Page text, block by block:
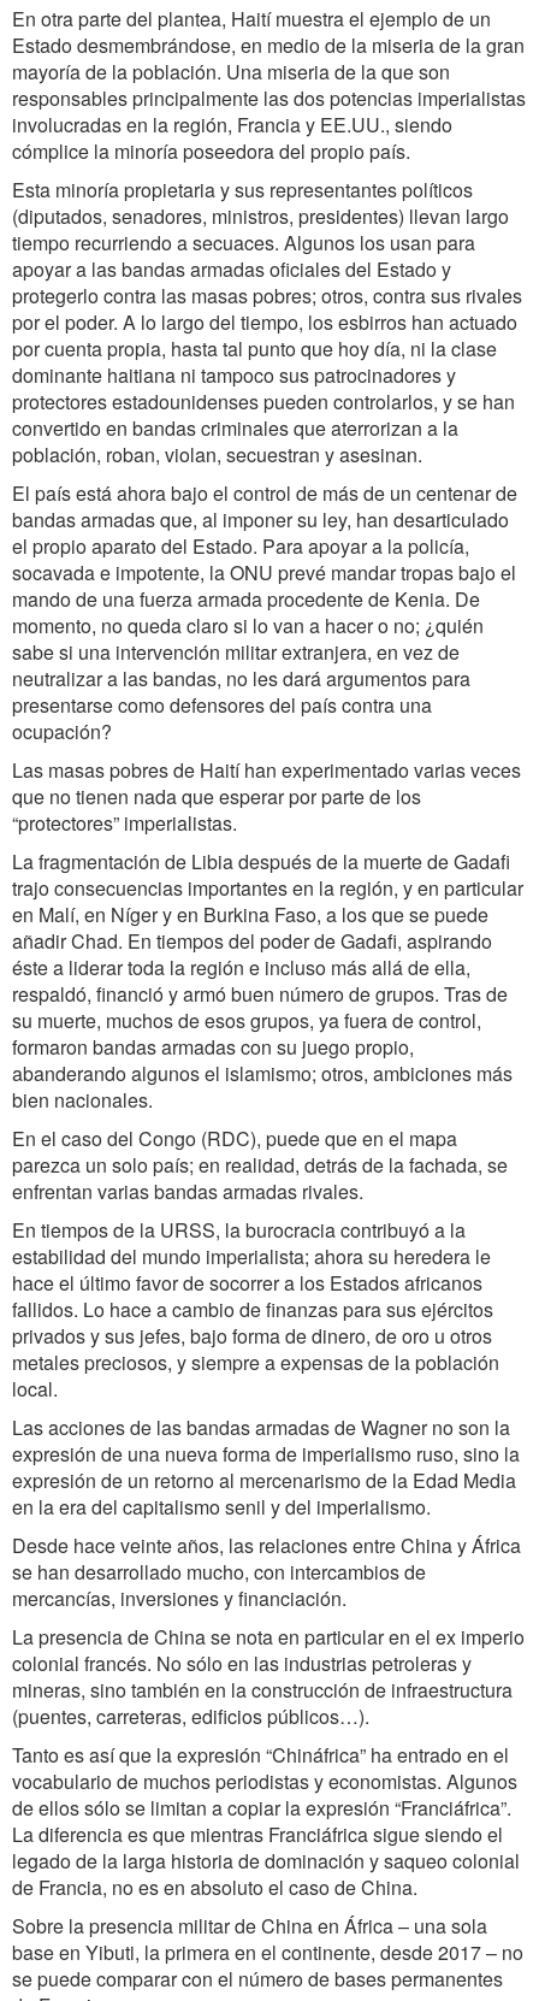
En otra parte del plantea, Haití muestra el ejemplo de un
Estado desmembrándose, en medio de la miseria de la gran
mayoría de la población. Una miseria de la que son
responsables principalmente las dos potencias imperialistas
involucradas en la región, Francia y EE.UU., siendo
cómplice la minoría poseedora del propio país.
Esta minoría propietaria y sus representantes políticos
(diputados, senadores, ministros, presidentes) llevan largo
tiempo recurriendo a secuaces. Algunos los usan para
apoyar a las bandas armadas oficiales del Estado y
protegerlo contra las masas pobres; otros, contra sus rivales
por el poder. A lo largo del tiempo, los esbirros han actuado
por cuenta propia, hasta tal punto que hoy día, ni la clase
dominante haitiana ni tampoco sus patrocinadores y
protectores estadounidenses pueden controlarlos, y se han
convertido en bandas criminales que aterrorizan a la
población, roban, violan, secuestran y asesinan.
El país está ahora bajo el control de más de un centenar de
bandas armadas que, al imponer su ley, han desarticulado
el propio aparato del Estado. Para apoyar a la policía,
socavada e impotente, la ONU prevé mandar tropas bajo el
mando de una fuerza armada procedente de Kenia. De
momento, no queda claro si lo van a hacer o no; ¿quién
sabe si una intervención militar extranjera, en vez de
neutralizar a las bandas, no les dará argumentos para
presentarse como defensores del país contra una
ocupación?
Las masas pobres de Haití han experimentado varias veces
que no tienen nada que esperar por parte de los
“protectores” imperialistas.
La fragmentación de Libia después de la muerte de Gadafi
trajo consecuencias importantes en la región, y en particular
en Malí, en Níger y en Burkina Faso, a los que se puede
añadir Chad. En tiempos del poder de Gadafi, aspirando
éste a liderar toda la región e incluso más allá de ella,
respaldó, financió y armó buen número de grupos. Tras de
su muerte, muchos de esos grupos, ya fuera de control,
formaron bandas armadas con su juego propio,
abanderando algunos el islamismo; otros, ambiciones más
bien nacionales.
En el caso del Congo (RDC), puede que en el mapa
parezca un solo país; en realidad, detrás de la fachada, se
enfrentan varias bandas armadas rivales.
En tiempos de la URSS, la burocracia contribuyó a la
estabilidad del mundo imperialista; ahora su heredera le
hace el último favor de socorrer a los Estados africanos
fallidos. Lo hace a cambio de finanzas para sus ejércitos
privados y sus jefes, bajo forma de dinero, de oro u otros
metales preciosos, y siempre a expensas de la población
local.
Las acciones de las bandas armadas de Wagner no son la
expresión de una nueva forma de imperialismo ruso, sino la
expresión de un retorno al mercenarismo de la Edad Media
en la era del capitalismo senil y del imperialismo.
Desde hace veinte años, las relaciones entre China y África
se han desarrollado mucho, con intercambios de
mercancías, inversiones y financiación.
La presencia de China se nota en particular en el ex imperio
colonial francés. No sólo en las industrias petroleras y
mineras, sino también en la construcción de infraestructura
(puentes, carreteras, edificios públicos…).
Tanto es así que la expresión “Chináfrica” ha entrado en el
vocabulario de muchos periodistas y economistas. Algunos
de ellos sólo se limitan a copiar la expresión “Franciáfrica”.
La diferencia es que mientras Franciáfrica sigue siendo el
legado de la larga historia de dominación y saqueo colonial
de Francia, no es en absoluto el caso de China.
Sobre la presencia militar de China en África – una sola
base en Yibuti, la primera en el continente, desde 2017 – no
se puede comparar con el número de bases permanentes